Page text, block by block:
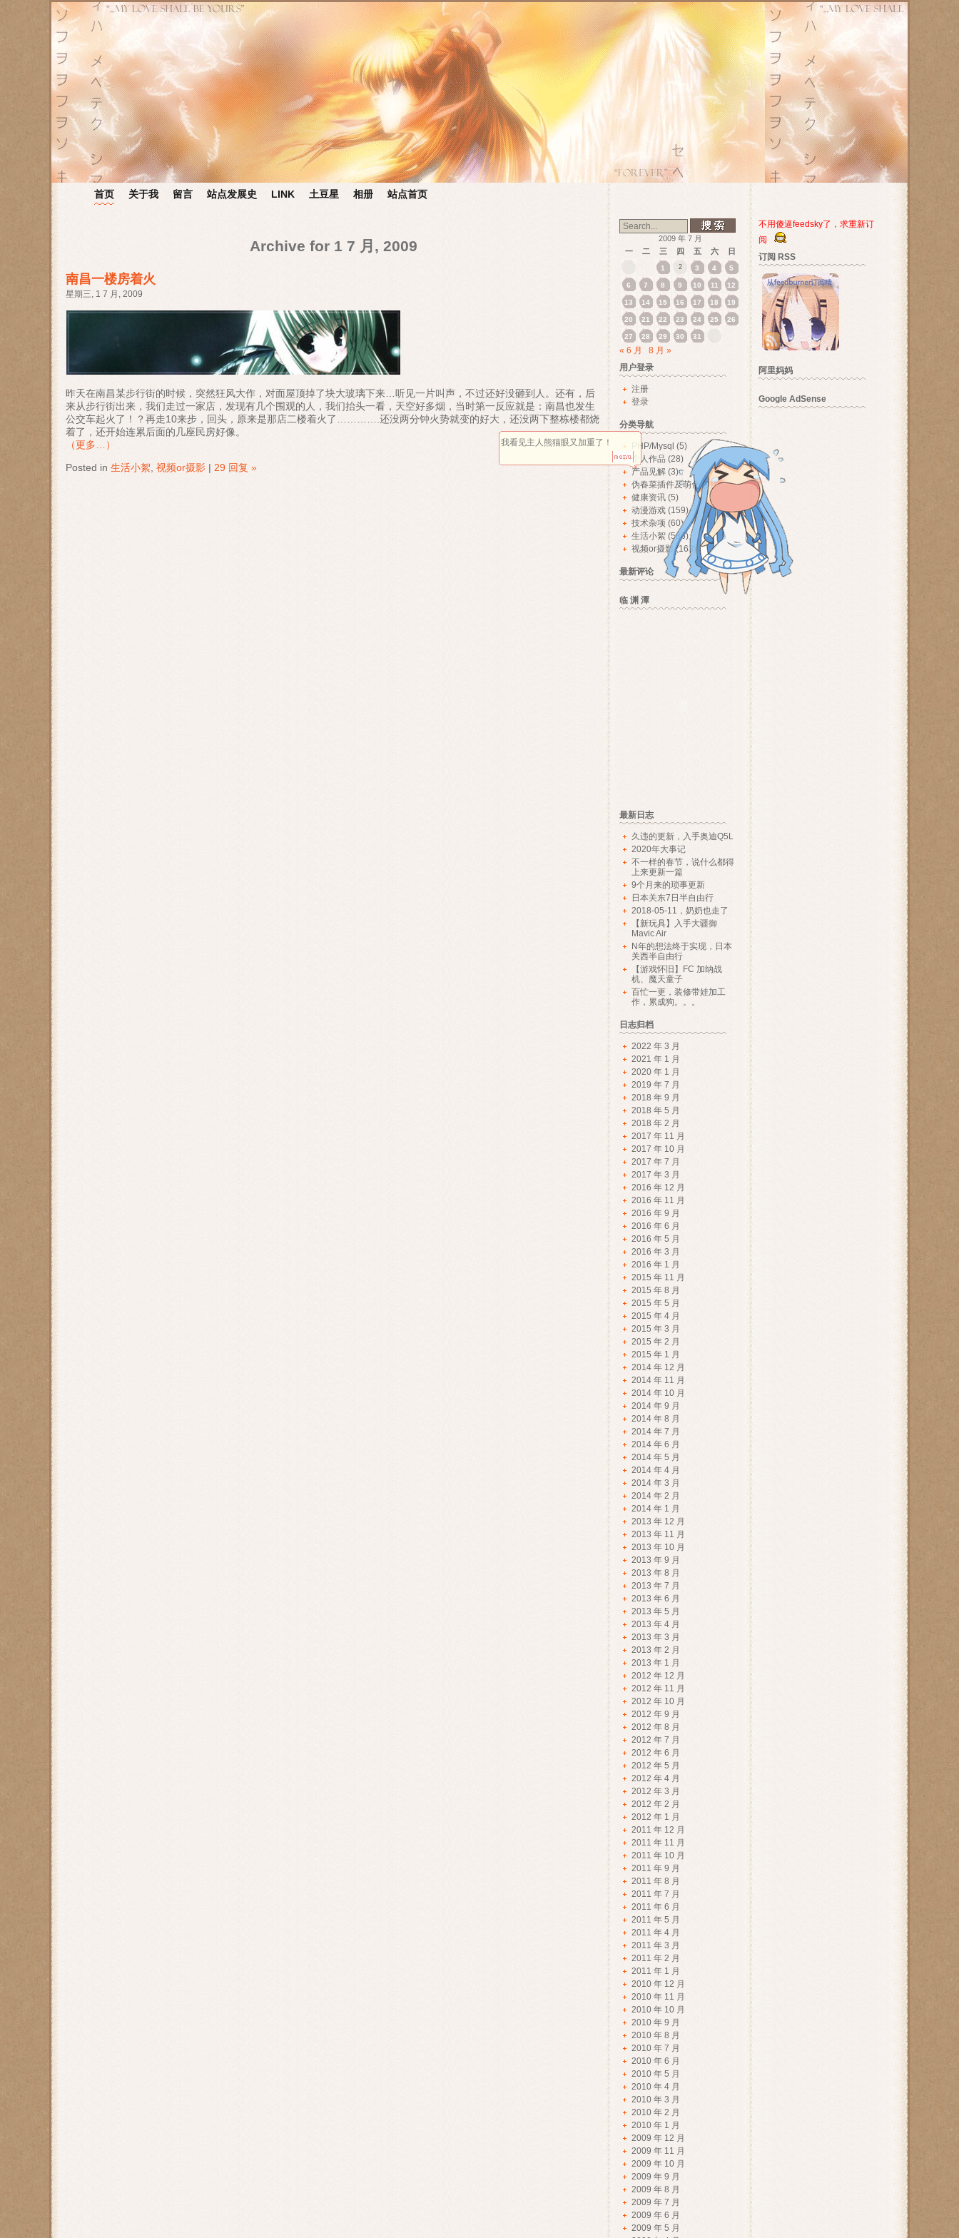
首页 关于我 留言 站点发展史 LINK 土豆星 相册 站点首页
Archive for 1 7 月, 2009
南昌一楼房着火
星期三, 1 7 月, 2009
昨天在南昌某步行街的时候，突然狂风大作，对面屋顶掉了块大玻璃下来…听见一片叫声，不过还好没砸到人。还有，后
来从步行街出来，我们走过一家店，发现有几个围观的人，我们抬头一看，天空好多烟，当时第一反应就是：南昌也发生
公交车起火了！？再走10来步，回头，原来是那店二楼着火了………….还没两分钟火势就变的好大，还没两下整栋楼都烧
着了，还开始连累后面的几座民房好像。
（更多…）
Posted in 生活小絮 视频or摄影 | 29 回复 »
2009 年 7 月
一
二 三 四 五 六 日
1 2 3 4 5
6 7 8 9 10 11 12
13 14 15 16 17 18 19
20 21 22 23 24 25 26
27 28 29 30 31
« 6 月
8 月 »
用户登录
注册
登录
分类导航
PHP/Mysql (5)
个人作品 (28)
产品见解 (3)
伪春菜插件及萌化(9)
健康资讯 (5)
动漫游戏 (159)
技术杂项 (60)
生活小絮 (586)
视频or摄影 (163)
最新评论
临 渊 潭
最新日志
久违的更新，入手奥迪Q5L
2020年大事记
不一样的春节，说什么都得
上来更新一篇
9个月来的琐事更新
日本关东7日半自由行
2018-05-11，奶奶也走了
【新玩具】入手大疆御
Mavic Air
N年的想法终于实现，日本
关西半自由行
【游戏怀旧】FC 加纳战
机、魔天童子
百忙一更，装修带娃加工
作，累成狗。。。
日志归档
2022 年 3 月
2021 年 1 月
2020 年 1 月
2019 年 7 月
2018 年 9 月
2018 年 5 月
2018 年 2 月
2017 年 11 月
2017 年 10 月
2017 年 7 月
2017 年 3 月
2016 年 12 月
2016 年 11 月
2016 年 9 月
2016 年 6 月
2016 年 5 月
2016 年 3 月
2016 年 1 月
2015 年 11 月
2015 年 8 月
2015 年 5 月
2015 年 4 月
2015 年 3 月
2015 年 2 月
2015 年 1 月
2014 年 12 月
2014 年 11 月
2014 年 10 月
2014 年 9 月
2014 年 8 月
2014 年 7 月
2014 年 6 月
2014 年 5 月
2014 年 4 月
2014 年 3 月
2014 年 2 月
2014 年 1 月
2013 年 12 月
2013 年 11 月
2013 年 10 月
2013 年 9 月
2013 年 8 月
2013 年 7 月
2013 年 6 月
2013 年 5 月
2013 年 4 月
2013 年 3 月
2013 年 2 月
2013 年 1 月
2012 年 12 月
2012 年 11 月
2012 年 10 月
2012 年 9 月
2012 年 8 月
2012 年 7 月
2012 年 6 月
2012 年 5 月
2012 年 4 月
2012 年 3 月
2012 年 2 月
2012 年 1 月
2011 年 12 月
2011 年 11 月
2011 年 10 月
2011 年 9 月
2011 年 8 月
2011 年 7 月
2011 年 6 月
2011 年 5 月
2011 年 4 月
2011 年 3 月
2011 年 2 月
2011 年 1 月
2010 年 12 月
2010 年 11 月
2010 年 10 月
2010 年 9 月
2010 年 8 月
2010 年 7 月
2010 年 6 月
2010 年 5 月
2010 年 4 月
2010 年 3 月
2010 年 2 月
2010 年 1 月
2009 年 12 月
2009 年 11 月
2009 年 10 月
2009 年 9 月
2009 年 8 月
2009 年 7 月
2009 年 6 月
2009 年 5 月
不用傻逼feedsky了，求重新订
阅
订阅 RSS
阿里妈妈
Google AdSense
我看见主人熊猫眼又加重了！